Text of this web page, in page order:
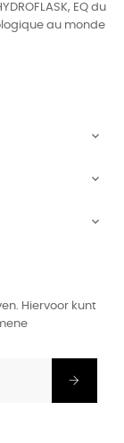
EQ du
au monde



Hiervoor kunt